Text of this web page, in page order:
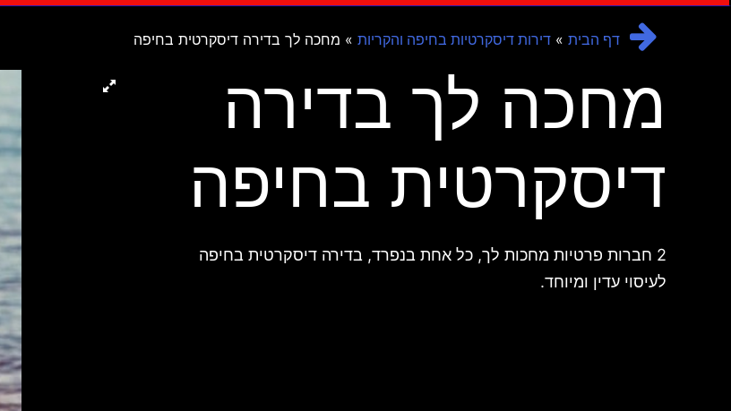
דף הבית » דירות דיסקרטיות בחיפה והקריות » מחכה לך בדירה דיסקרטית בחיפה
מחכה לך בדירה
דיסקרטית בחיפה
2 חברות פרטיות מחכות לך, כל אחת בנפרד, בדירה דיסקרטית בחיפה
לעיסוי עדין ומיוחד.